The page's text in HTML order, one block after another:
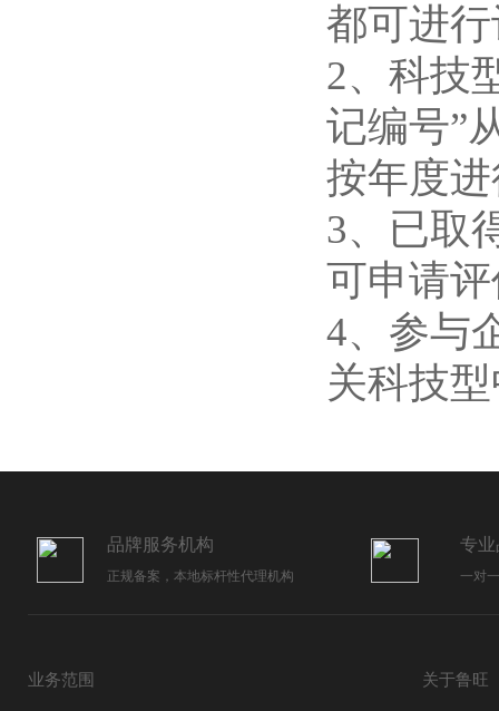
都可进
2、科技
记编号”
按年度
3、已取
可申请
4、参与
关科技
品牌服务机构
正规备案，本地标杆性代理机构
专
一对
业务范围 关于鲁旺